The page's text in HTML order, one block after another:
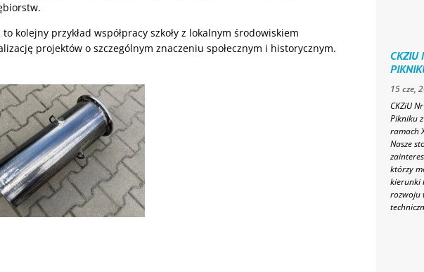
kolejny przykład współpracy szkoły z lokalnym środowiskiem
projektów o szczególnym znaczeniu społecznym i historycznym.
CKZIU
15 cze,
CKZiU
Pikniku
ramach
Nasze
którzy
kierunki
rozwoju